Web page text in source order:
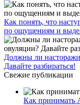
Как понять, что
по ощущениям и
Должны ли
Давайте разбираться!
Свежие публикации
Как принимать